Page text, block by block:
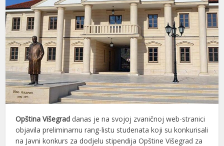
Opština Višegrad danas je na svojoj zvaničnoj web-stranici
objavila preliminarnu rang-listu studenata koji su konkurisali
na Javni konkurs za dodjelu stipendija Opštine Višegrad za